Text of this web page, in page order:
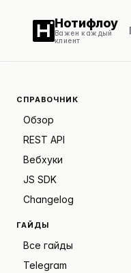
Нотифлоу
Важен каждый
клиент
СПРАВОЧНИК
Обзор
REST API
Вебхуки
JS SDK
Changelog
ГАЙДЫ
Все гайды
Telegram